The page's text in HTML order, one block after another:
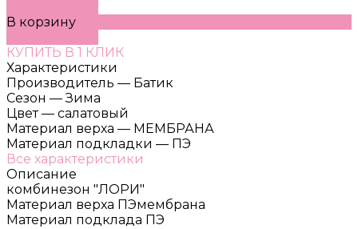
В корзину
КУПИТЬ В 1 КЛИК
Характеристики
Производитель — Батик
Сезон — Зима
Цвет — салатовый
Материал верха — МЕМБРАНА
Материал подкладки — ПЭ
Все характеристики
Описание
комбинезон "ЛОРИ"
Материал верха ПЭмембрана
Материал подклада ПЭ